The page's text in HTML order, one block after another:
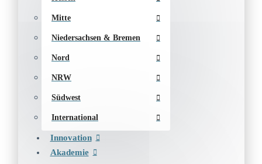
Mitte
Niedersachsen & Bremen
Nord
NRW
Südwest
International
Innovation
Akademie